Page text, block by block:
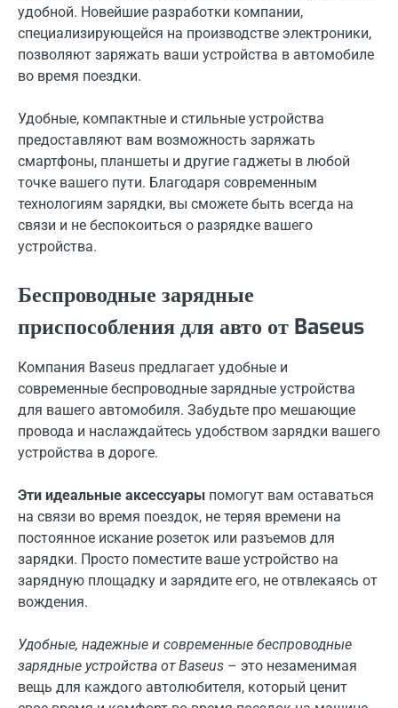
удобной. Новейшие разработки компании,
специализирующейся на производстве электроники,
позволяют заряжать ваши устройства в автомобиле
во время поездки.
Удобные, компактные и стильные устройства
предоставляют вам возможность заряжать
смартфоны, планшеты и другие гаджеты в любой
точке вашего пути. Благодаря современным
технологиям зарядки, вы сможете быть всегда на
связи и не беспокоиться о разрядке вашего
устройства.
Беспроводные зарядные
приспособления для авто от Baseus
Компания Baseus предлагает удобные и
современные беспроводные зарядные устройства
для вашего автомобиля. Забудьте про мешающие
провода и наслаждайтесь удобством зарядки вашего
устройства в дороге.
Эти идеальные аксессуары помогут вам оставаться
на связи во время поездок, не теряя времени на
постоянное искание розеток или разъемов для
зарядки. Просто поместите ваше устройство на
зарядную площадку и зарядите его, не отвлекаясь от
вождения.
Удобные, надежные и современные беспроводные
зарядные устройства от Baseus – это незаменимая
вещь для каждого автолюбителя, который ценит